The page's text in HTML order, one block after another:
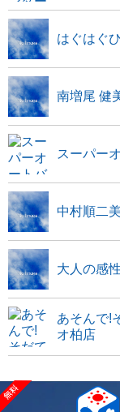
はぐはぐ
南増尾 健
スーパー
中村順二
大人の感
あそんで!
オ柏店